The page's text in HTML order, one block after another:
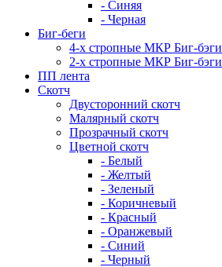
- Синяя
- Черная
Биг-беги
4-х стропные МКР Биг-бэги
2-х стропные МКР Биг-бэги
ПП лента
Скотч
Двусторонний скотч
Малярный скотч
Прозрачный скотч
Цветной скотч
- Белый
- Желтый
- Зеленый
- Коричневый
- Красный
- Оранжевый
- Синий
- Черный